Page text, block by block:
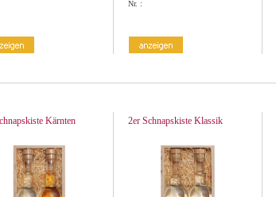
Nr. :
Kärnten 2er Schnapskiste Klassik